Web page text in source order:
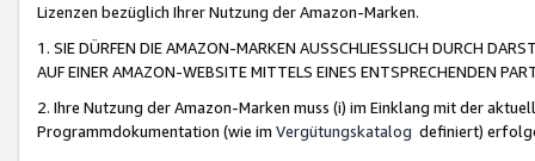
Lizenzen bezüglich Ihrer Nutzung der Amazon-Marken.
1. SIE DÜRFEN DIE AMAZON-MARKEN AUSSCHLIESSLICH DURCH
AUF EINER AMAZON-WEBSITE MITTELS EINES ENTSPRECHENDEN
2. Ihre Nutzung der Amazon-Marken muss (i) im Einklang mit der
Programmdokumentation (wie im Vergütungskatalog definiert)